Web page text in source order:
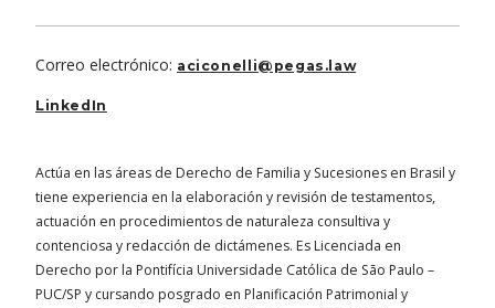
Correo electrónico: aciconelli@pegas.law
LinkedIn
Actúa en las áreas de Derecho de Familia y Sucesiones en Brasil y
tiene experiencia en la elaboración y revisión de testamentos,
actuación en procedimientos de naturaleza consultiva y
contenciosa y redacción de dictámenes. Es Licenciada en
Derecho por la Pontifícia Universidade Católica de São Paulo –
PUC/SP y cursando posgrado en Planificación Patrimonial y